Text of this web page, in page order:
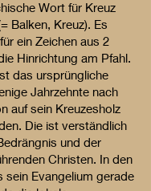
Wort für Kreuz
Balken, Kreuz). Es
ein Zeichen aus 2
Hinrichtung am Pfahl.
das ursprüngliche
Jahrzehnte nach
auf sein Kreuzesholz
Die ist verständlich
und der
Christen. In den
sein Evangelium gerade